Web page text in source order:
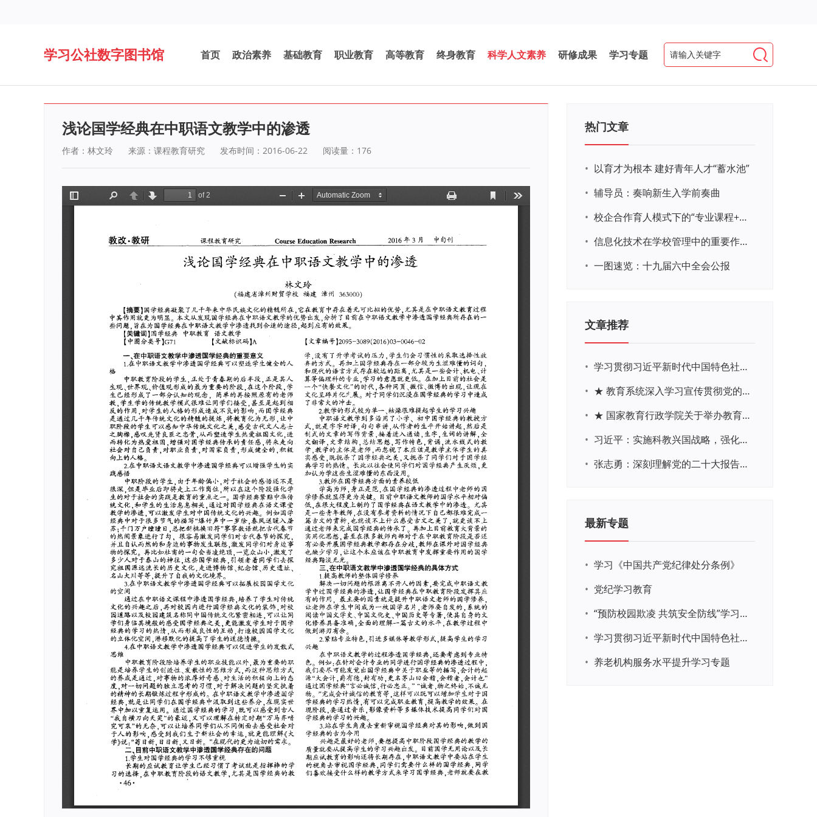
学习公社数字图书馆 首页 政治素养 基础教育 职业教育 高等教育 终身教育 科学人文素养 研修成果 学习专题
浅论国学经典在中职语文教学中的渗透
作者：林文玲 来源：课程教育研究 发布时间：2016-06-22 阅读量： 176
热门文章
• 以育才为根本 建好青年人才“蓄水池”
• 辅导员：奏响新生入学前奏曲
•
校企合作育人模式下的“专业课程+思政教育+党建活动”交叉融合的课程思政教学探索与实践
•
信息化技术在学校管理中的重要作用 ——以贵州省威宁民族中学和校园使用等为例
• 一图速览：十九届六中全会公报
文章推荐
•
学习贯彻习近平新时代中国特色社会主义思想主题教育网络培训
•
★ 教育系统深入学习宣传贯彻党的二十大精神学习专题
•
★ 国家教育行政学院关于举办教育系统深入学习宣传贯彻党的二十大精神专题网络培训的通知
•
习近平：实施科教兴国战略，强化现代化建设人才支撑
•
张志勇：深刻理解党的二十大报告关于教育的新思想、新战略、新要求
最新专题
• 学习《中国共产党纪律处分条例》
• 党纪学习教育
•
“预防校园欺凌 共筑安全防线”学习专题
•
学习贯彻习近平新时代中国特色社会主义思想主题教育
• 养老机构服务水平提升学习专题